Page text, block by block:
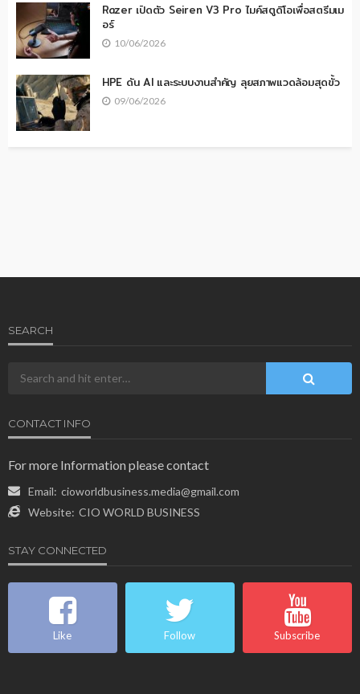
Razer เปิดตัว Seiren V3 Pro ไมค์สตูดิโอเพื่อสตรีมเม
อร์
10/06/2026
HPE ดัน AI และระบบงานสำคัญ ลุยสภาพแวดล้อมสุดขั้ว
09/06/2026
SEARCH
CONTACT INFO
For more Information please contact
Email: cioworldbusiness.media@gmail.com
Website: CIO WORLD BUSINESS
STAY CONNECTED
Like Follow Subscribe